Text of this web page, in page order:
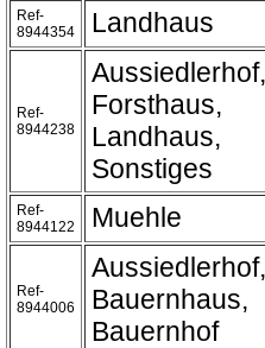
Ref-
8944354
Landhaus
Ref-
8944238
Aussiedlerhof,
Forsthaus,
Landhaus,
Sonstiges
Ref-
8944122
Muehle
Ref-
8944006
Aussiedlerhof,
Bauernhaus,
Bauernhof